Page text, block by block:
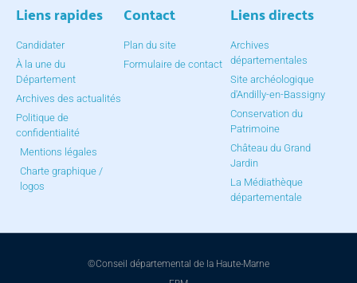
Liens rapides
Candidater
À la une du
Département
Archives des actualités
Politique de
confidentialité
Mentions légales
Charte graphique /
logos
Contact
Plan du site
Formulaire de contact
Liens directs
Archives
départementales
Site archéologique
d'Andilly-en-Bassigny
Conservation du
Patrimoine
Château du Grand
Jardin
La Médiathèque
départementale
©Conseil départemental de la Haute-Marne